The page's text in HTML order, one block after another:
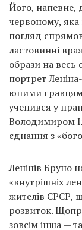
Його, напевне,
червоному, яка
погляд
ластовинні
образи на весь
портрет
юними
учепився у
Володимиром
єднання з
Ленінів Бруно
«внутрішніх
жителів СРСР,
розвиток.
зовсім інша —